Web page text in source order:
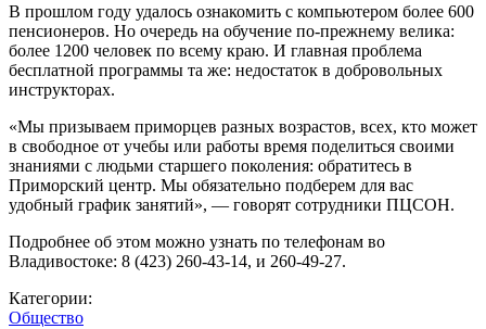
В прошлом году удалось ознакомить с компьютером более 600
пенсионеров. Но очередь на обучение по-прежнему велика:
более 1200 человек по всему краю. И главная проблема
бесплатной программы та же: недостаток в добровольных
инструкторах.
«Мы призываем приморцев разных возрастов, всех, кто может
в свободное от учебы или работы время поделиться своими
знаниями с людьми старшего поколения: обратитесь в
Приморский центр. Мы обязательно подберем для вас
удобный график занятий», — говорят сотрудники ПЦСОН.
Подробнее об этом можно узнать по телефонам во
Владивостоке: 8 (423) 260-43-14, и 260-49-27.
Категории:
Общество